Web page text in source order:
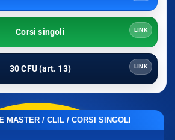
Corsi singoli LINK
30 CFU (art. 13) LINK
MASTER / CLIL / CORSI SINGOLI